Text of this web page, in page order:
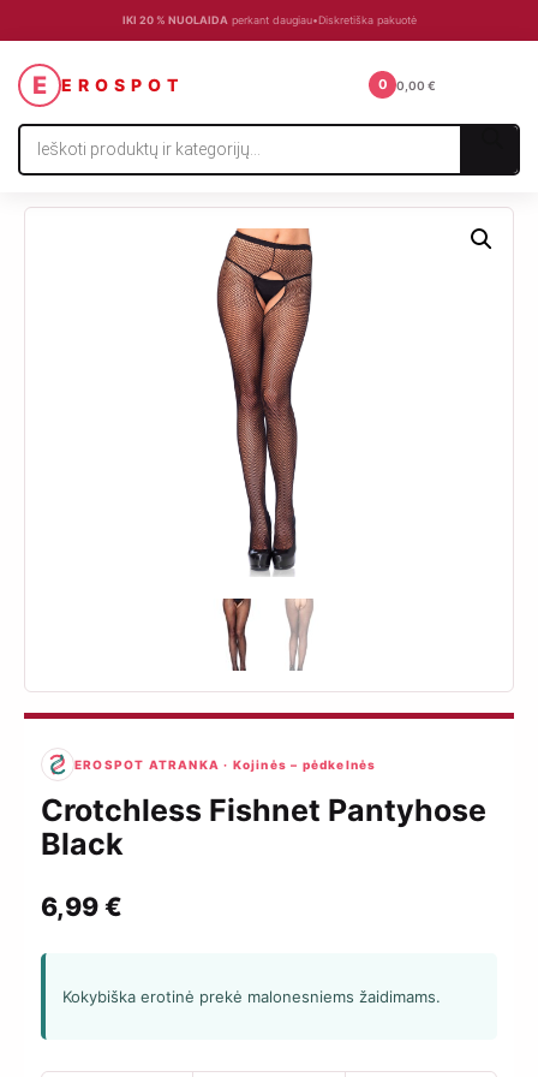
IKI 20 % NUOLAIDA perkant daugiau•Diskretiška pakuotė
E EROSPOT
Products
search
0 0,00 €
EROSPOT ATRANKA · Kojinės – pėdkelnės
Crotchless Fishnet Pantyhose
Black
6,99€
Kokybiška erotinė prekė malonesniems žaidimams.